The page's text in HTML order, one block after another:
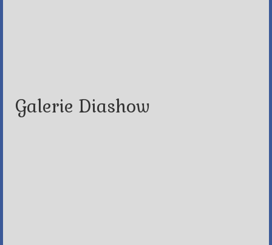
Galerie Diashow